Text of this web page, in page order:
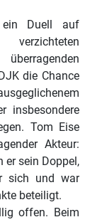
ein Duell auf
die Chance
insbesondere
Tom Eise
Akteur:
er sein Doppel,
sich und war
beteiligt.
offen. Beim